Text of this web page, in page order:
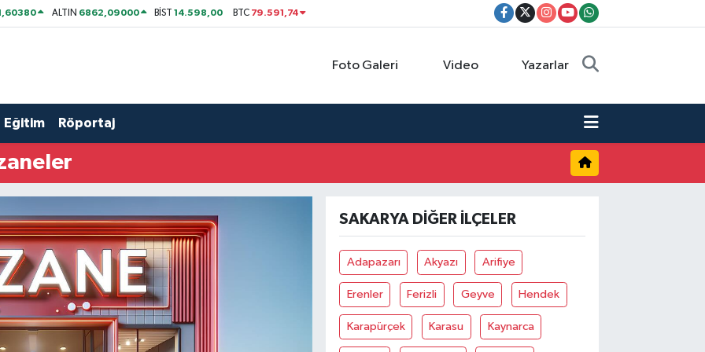
ALTIN 6862,09000 BİST14.598,00 BTC 79.591,74
Foto Galeri Video Yazarlar
Eğitim Röportaj
SAKARYA DIĞER İLÇELER
Adapazarı Akyazı Arifiye
Erenler Ferizli Geyve Hendek
Karapürçek Karasu Kaynarca